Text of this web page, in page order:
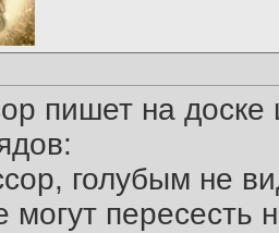
пишет на доске
голубым не
могут пересесть